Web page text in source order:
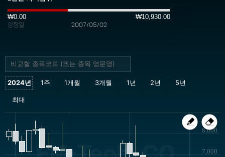
₩0.00 ₩10,930.00
상장일 2007/05/02
7,000
8,000